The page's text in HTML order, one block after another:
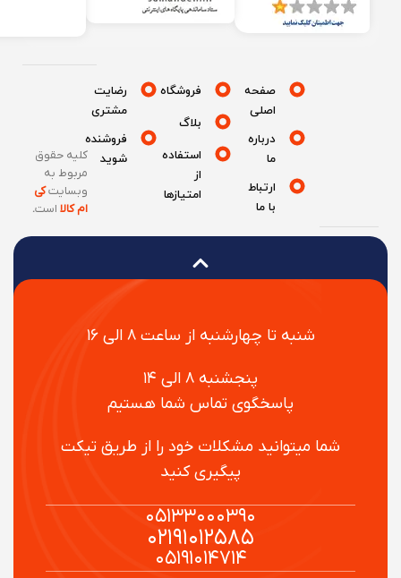
شنبه تا چهارشنبه از ساعت ۸ الی ۱۶
پنجشنبه ۸ الی ۱۴
پاسخگوی تماس شما هستیم
شما میتوانید مشکلات خود را از طریق تیکت
پیگیری کنید
۰۵۱۳۳۰۰۰۳۹۰
۰۲۱۹۱۰۱۲۵۸۵
۰۵۱۹۱۰۱۴۷۱۴
صفحه
درباره
ارتباط
فروشگاه
بلاگ
استفاده
امتیازها
رضایت
مشتری
فروشنده
شوید
کلیه حقوق
مربوط به
وبسایتکی
ام کالااست.